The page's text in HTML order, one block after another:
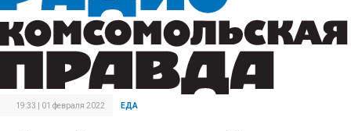
19:33 | 01 февраля 2022 ЕДА